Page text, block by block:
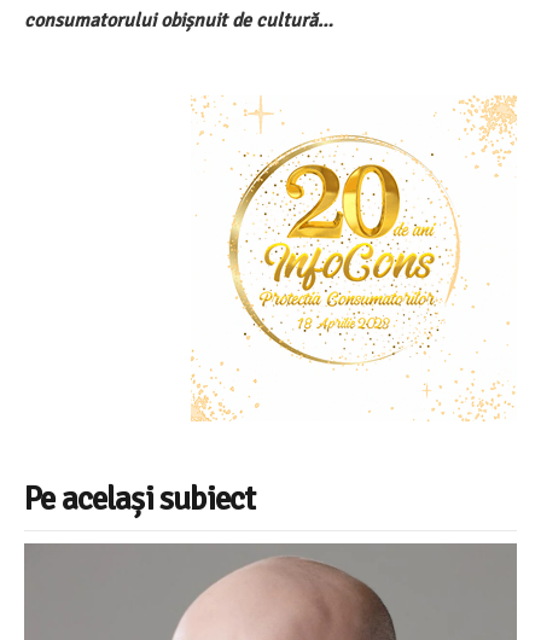
consumatorului obișnuit de cultură…
Pe același subiect